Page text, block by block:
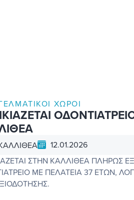
ΧΏΡΟΙ
12.01.2026
ΣΤΗΝ ΚΑΛΛΙΘΕΑ ΠΛΗΡΩΣ
ΜΕ ΠΕΛΑΤΕΙΑ 37 ΕΤΩΝ,